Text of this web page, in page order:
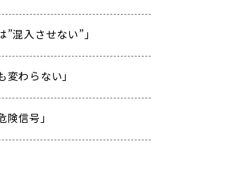
混入させない”」
わらない」
信号」